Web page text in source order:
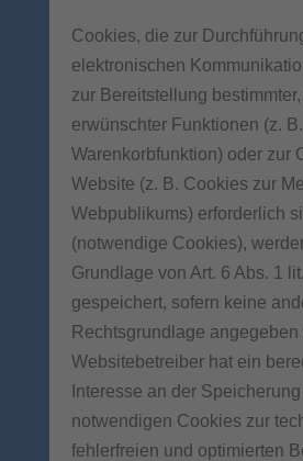
Cookies, die zur
elektronischen
zur Bereitstellung
erwünschter Funktionen (z.
Warenkorbfunktion) oder zur
Website (z. B. Cookies zur
Webpublikums) erforderlich
(notwendige Cookies),
Grundlage von Art. 6 Abs. 1
gespeichert, sofern keine
Rechtsgrundlage angegeben
Websitebetreiber hat ein
Interesse an der
notwendigen Cookies zur
fehlerfreien und optimierten